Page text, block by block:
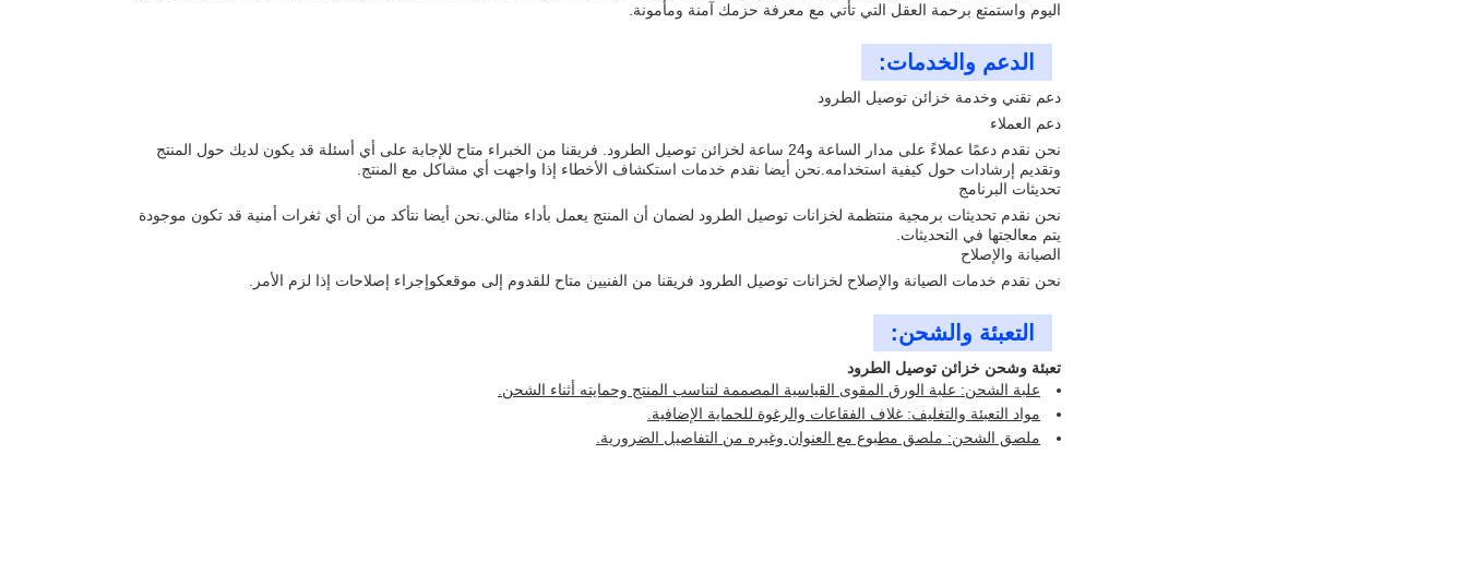
اليوم واستمتع برحمة العقل التي تأتي مع معرفة حزمك آمنة ومأمونة.
الدعم والخدمات:
دعم تقني وخدمة خزائن توصيل الطرود
دعم العملاء
نحن نقدم دعمًا عملاءً على مدار الساعة و24 ساعة لخزائن توصيل الطرود. فريقنا من الخبراء متاح للإجابة على أي أسئلة قد يكون لديك حول المنتج
وتقديم إرشادات حول كيفية استخدامه.نحن أيضا نقدم خدمات استكشاف الأخطاء إذا واجهت أي مشاكل مع المنتج.
تحديثات البرنامج
نحن نقدم تحديثات برمجية منتظمة لخزانات توصيل الطرود لضمان أن المنتج يعمل بأداء مثالي.نحن أيضا نتأكد من أن أي ثغرات أمنية قد تكون موجودة
يتم معالجتها في التحديثات.
الصيانة والإصلاح
نحن نقدم خدمات الصيانة والإصلاح لخزانات توصيل الطرود فريقنا من الفنيين متاح للقدوم إلى موقعكوإجراء إصلاحات إذا لزم الأمر.
التعبئة والشحن:
تعبئة وشحن خزائن توصيل الطرود
علبة الشحن: علبة الورق المقوى القياسية المصممة لتناسب المنتج وحمايته أثناء الشحن.
مواد التعبئة والتغليف: غلاف الفقاعات والرغوة للحماية الإضافية.
ملصق الشحن: ملصق مطبوع مع العنوان وغيره من التفاصيل الضرورية.